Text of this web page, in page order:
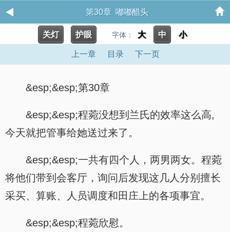
第30章 嘟嘟醋头
关灯 护眼 字体： 大 中 小
上一章 目录 下一页
&esp;&esp;第30章
&esp;&esp;程菀没想到兰氏的效率这么高,
今天就把管事给她送过来了。
&esp;&esp;一共有四个人，两男两女。程菀
将他们带到会客厅，询问后发现这几人分别擅长
采买、算账、人员调度和田庄上的各项事宜。
&esp;&esp;程菀欣慰。